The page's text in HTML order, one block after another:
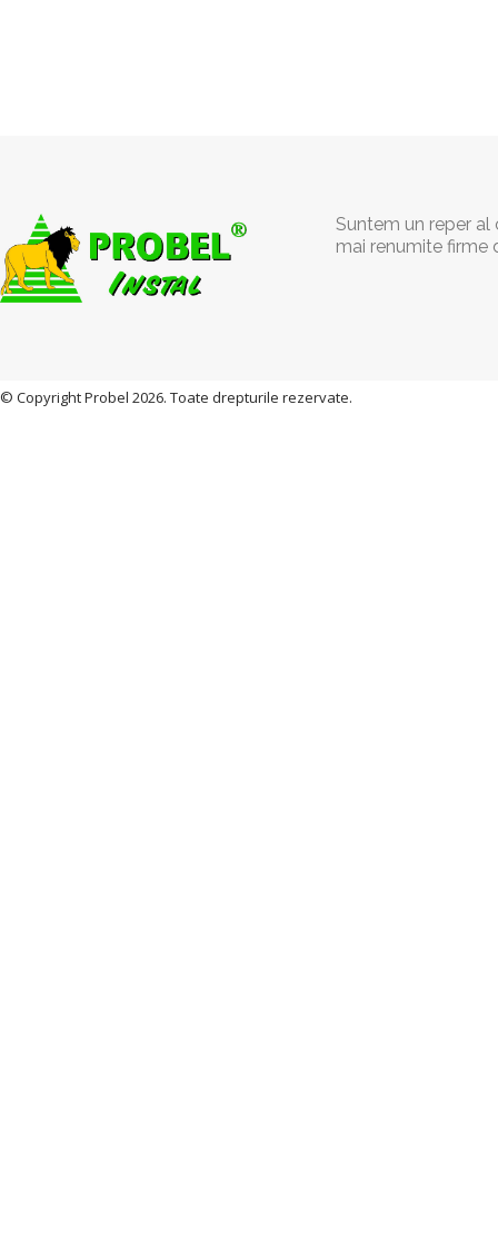
Suntem un reper
mai renumite firme
© Copyright Probel 2026. Toate drepturile rezervate.